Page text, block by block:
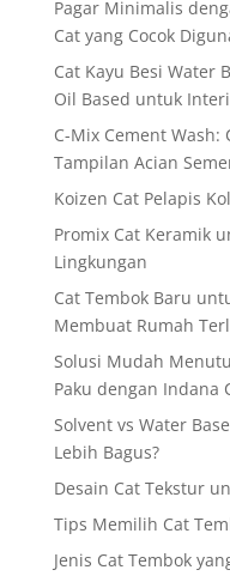
Pagar Minimalis
Cat yang Cocok
Cat Kayu Besi Water
Oil Based untuk
C-Mix Cement
Tampilan Acian
Koizen Cat Pelapis
Promix Cat Keramik
Lingkungan
Cat Tembok Baru
Membuat Rumah
Solusi Mudah
Paku dengan Indana
Solvent vs Water
Lebih Bagus?
Desain Cat Tekstur
Tips Memilih Cat
Jenis Cat Tembok